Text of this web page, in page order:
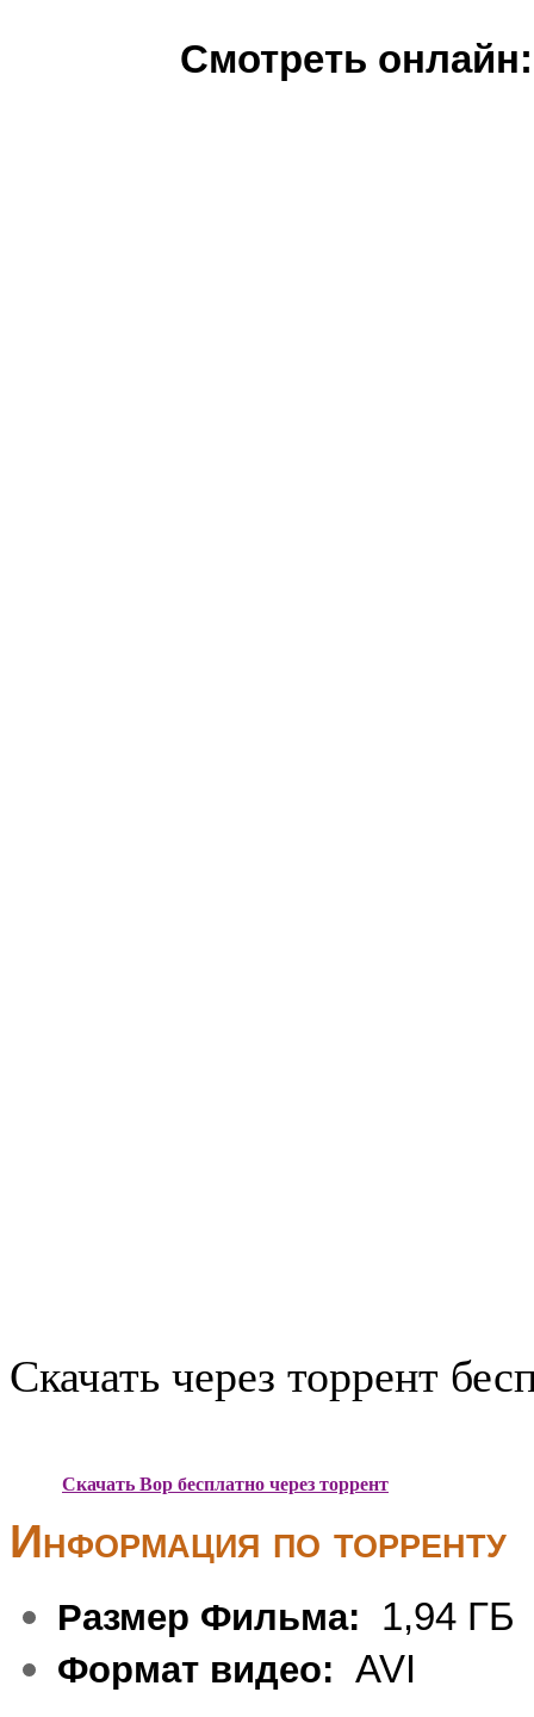
Смотреть
Скачать через торрент
Скачать Вор бесплатно через торрент
Информация по торренту
Размер Фильма: 1,94 ГБ
Формат видео: AVI